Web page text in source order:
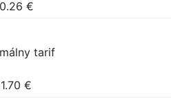
0.26 €
tarif
1.70 €